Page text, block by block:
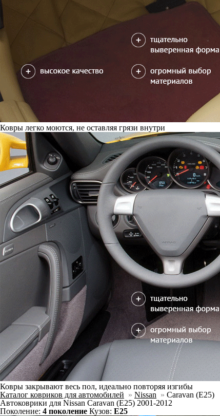
Ковры легко моются, не оставляя грязи внутри
Ковры закрывают весь пол, идеально повторяя изгибы
Каталог ковриков для автомобилей » Nissan » Caravan (E25)
Автоковрики для Nissan Caravan (E25) 2001-2012
Поколение: 4 поколение Кузов: E25